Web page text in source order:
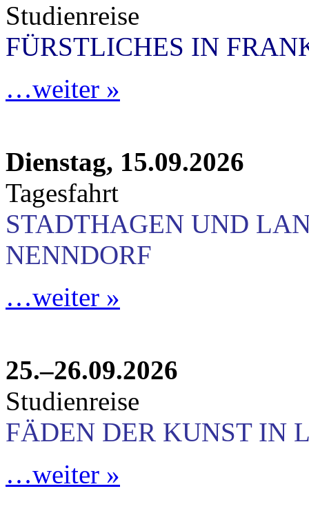
Studienreise
FÜRSTLICHES IN
…weiter »
Dienstag, 15.09.2026
Tagesfahrt
STADTHAGEN UND
NENNDORF
…weiter »
25.–26.09.2026
Studienreise
FÄDEN DER KUNST IN
…weiter »